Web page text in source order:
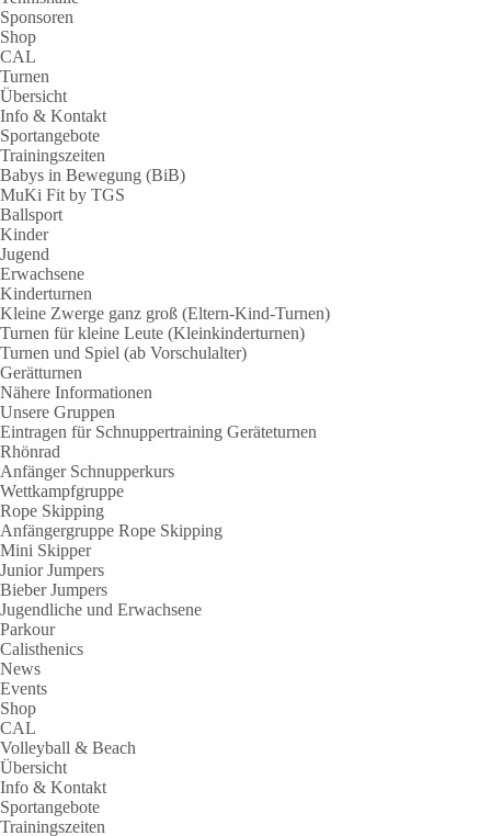
Sponsoren
Shop
CAL
Turnen
Übersicht
Info & Kontakt
Sportangebote
Trainingszeiten
Babys in Bewegung (BiB)
MuKi Fit by TGS
Ballsport
Kinder
Jugend
Erwachsene
Kinderturnen
Kleine Zwerge ganz groß (Eltern-Kind-Turnen)
Turnen für kleine Leute (Kleinkinderturnen)
Turnen und Spiel (ab Vorschulalter)
Gerätturnen
Nähere Informationen
Unsere Gruppen
Eintragen für Schnuppertraining Geräteturnen
Rhönrad
Anfänger Schnupperkurs
Wettkampfgruppe
Rope Skipping
Anfängergruppe Rope Skipping
Mini Skipper
Junior Jumpers
Bieber Jumpers
Jugendliche und Erwachsene
Parkour
Calisthenics
News
Events
Shop
CAL
Volleyball & Beach
Übersicht
Info & Kontakt
Sportangebote
Trainingszeiten